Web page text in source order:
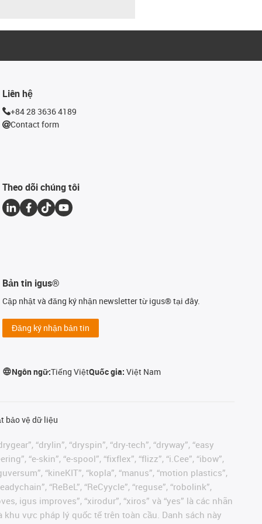
Liên hệ
+84 28 3636 4189
Contact form
Theo dõi chúng tôi
Bản tin igus®
Cập nhật và đăng ký nhận newsletter từ igus® tại đây.
Đăng ký nhận bản tin
Ngôn ngữ:Tiếng ViệtQuốc gia:Việt Nam
bảo vệ dữ liệu
“drylin”, “dryspin”, “dry-tech”, “dryway”, “easy
“e-skin”, “e-spool”, “fixflex”, “flizz”, “i.Cee”, “ibow”,
“kineKIT”, “kopla”, “manus”, “motion plastics”,
“ReBeL”, “ReCyycle”, “reguse”, “robolink”,
igus improves”, “xirodur”, “xiros” và “yes” là các nhãn
vực pháp lý quốc tế trên toàn cầu. Danh sách này